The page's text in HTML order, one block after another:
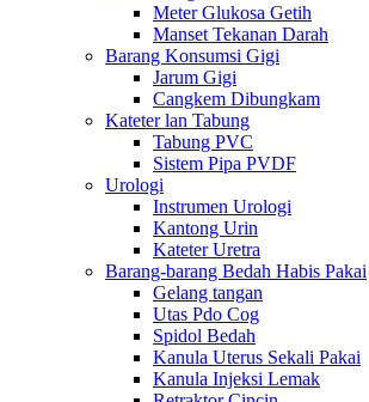
Meter Glukosa Getih
Manset Tekanan Darah
Barang Konsumsi Gigi
Jarum Gigi
Cangkem Dibungkam
Kateter lan Tabung
Tabung PVC
Sistem Pipa PVDF
Urologi
Instrumen Urologi
Kantong Urin
Kateter Uretra
Barang-barang Bedah Habis Pakai
Gelang tangan
Utas Pdo Cog
Spidol Bedah
Kanula Uterus Sekali Pakai
Kanula Injeksi Lemak